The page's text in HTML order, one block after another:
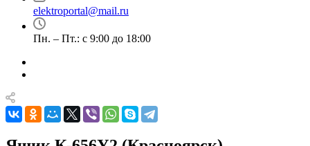
elektroportal@mail.ru
Пн. – Пт.: с 9:00 до 18:00